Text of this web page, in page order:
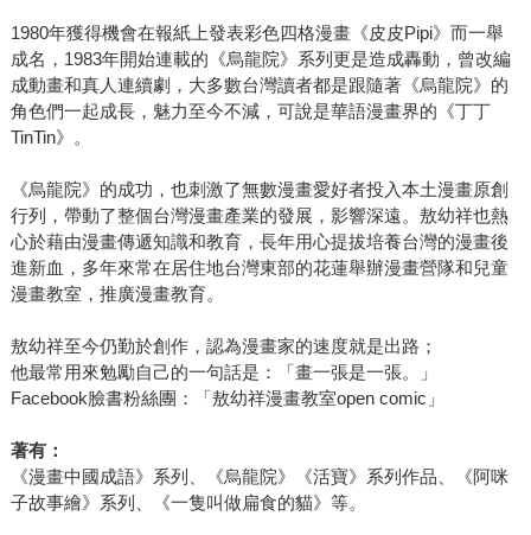
1980年獲得機會在報紙上發表彩色四格漫畫《皮皮Pipi》而一舉
成名，1983年開始連載的《烏龍院》系列更是造成轟動，曾改編
成動畫和真人連續劇，大多數台灣讀者都是跟隨著《烏龍院》的
角色們一起成長，魅力至今不減，可說是華語漫畫界的《丁丁
TinTin》。
《烏龍院》的成功，也刺激了無數漫畫愛好者投入本土漫畫原創
行列，帶動了整個台灣漫畫產業的發展，影響深遠。敖幼祥也熱
心於藉由漫畫傳遞知識和教育，長年用心提拔培養台灣的漫畫後
進新血，多年來常在居住地台灣東部的花蓮舉辦漫畫營隊和兒童
漫畫教室，推廣漫畫教育。
敖幼祥至今仍勤於創作，認為漫畫家的速度就是出路；
他最常用來勉勵自己的一句話是：「畫一張是一張。」
Facebook臉書粉絲團：「敖幼祥漫畫教室open comic」
著有：
《漫畫中國成語》系列、《烏龍院》《活寶》系列作品、《阿咪
子故事繪》系列、《一隻叫做扁食的貓》等。